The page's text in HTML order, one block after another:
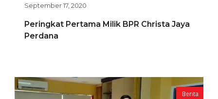
September 17, 2020
Peringkat Pertama Milik BPR Christa Jaya
Perdana
Berita